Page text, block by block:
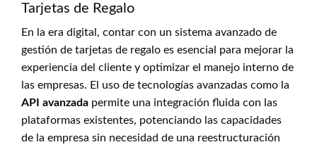
Tarjetas de Regalo
En la era digital, contar con un sistema avanzado de
gestión de tarjetas de regalo es esencial para mejorar la
experiencia del cliente y optimizar el manejo interno de
las empresas. El uso de tecnologías avanzadas como la
API avanzada permite una integración fluida con las
plataformas existentes, potenciando las capacidades
de la empresa sin necesidad de una reestructuración